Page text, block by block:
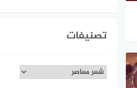
تصنيفات
تصنيفات